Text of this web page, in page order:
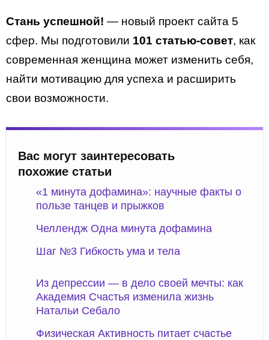
Стань успешной! — новый проект сайта 5
сфер. Мы подготовили 101 статью-совет, как
современная женщина может изменить себя,
найти мотивацию для успеха и расширить
свои возможности.
Вас могут заинтересовать
похожие статьи
«1 минута дофамина»: научные факты о
пользе танцев и прыжков
Челлендж Одна минута дофамина
Шаг №3 Гибкость ума и тела
Из депрессии — в дело своей мечты: как
Академия Счастья изменила жизнь
Натальи Себало
Физическая Активность питает счастье